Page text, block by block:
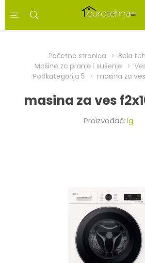
Početna stranica
Bela
Mašine za pranje i sušenje
Podkategorija 5
masina za
masina za ves
Proizvođač: lg